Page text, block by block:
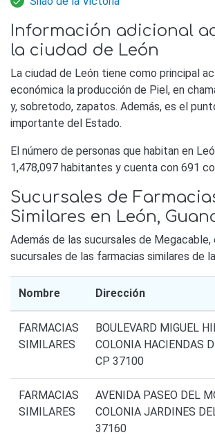
Información adicional
la ciudad de León
La ciudad de León tiene como principal
económica la producción de Piel, en
y, sobretodo, zapatos. Además, es el
importante del Estado.
El número de personas que habitan en
1,478,097 habitantes y cuenta con 691
Sucursales de
Similares en León,
Además de las sucursales de Megacable,
sucursales de las farmacias similares de
Nombre Dirección
FARMACIAS
SIMILARES
BOULEVARD MIGUEL
COLONIA HACIENDAS
CP 37100
FARMACIAS
SIMILARES
AVENIDA PASEO DEL
COLONIA JARDINES
37160